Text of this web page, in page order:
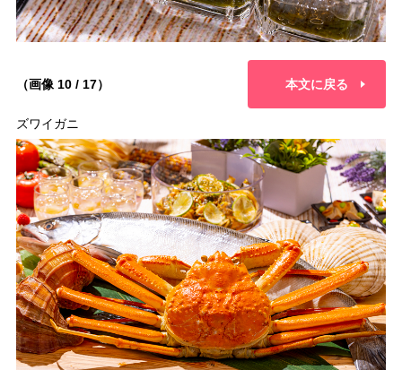
（画像 10 / 17） 本文に戻る
ズワイガニ